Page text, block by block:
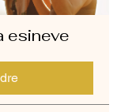
esineve